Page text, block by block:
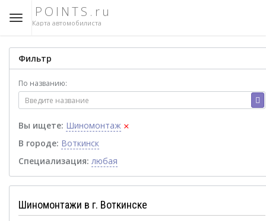
POINTS.ru
Карта автомобилиста
Фильтр
По названию:
Вы ищете: Шиномонтаж ×
В городе: Воткинск
Специализация: любая
Шиномонтажи в г. Воткинске